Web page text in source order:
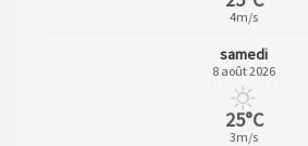
4m/s
samedi
8 août 2026
25°C
3m/s